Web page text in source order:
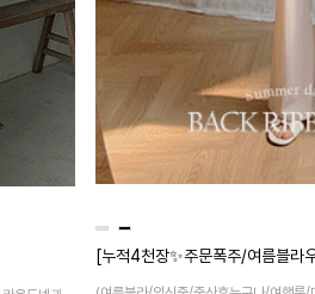
[누적4천장✨주문폭주/여름블라